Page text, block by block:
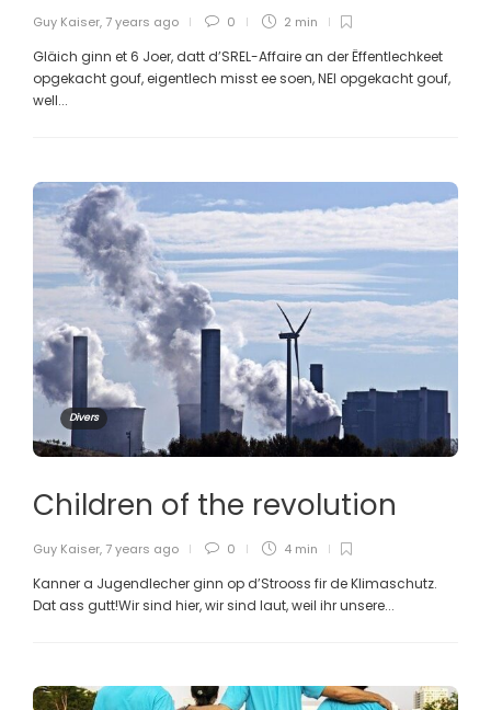
Guy Kaiser, 7 years ago 0 2 min
Gläich ginn et 6 Joer, datt d’SREL-Affaire an der Ëffentlechkeet
opgekacht gouf, eigentlech misst ee soen, NEI opgekacht gouf,
well...
Divers
Children of the revolution
Guy Kaiser, 7 years ago 0 4 min
Kanner a Jugendlecher ginn op d’Strooss fir de Klimaschutz.
Dat ass gutt!Wir sind hier, wir sind laut, weil ihr unsere...